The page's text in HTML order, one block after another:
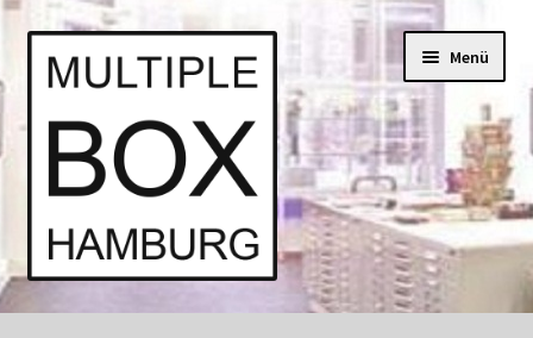
Zur
Navigation
Springe
zum
Menü
Start